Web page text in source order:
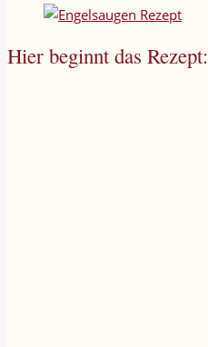
Hier beginnt das Rezept: